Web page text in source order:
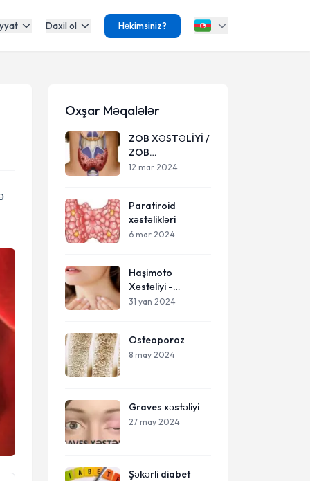
Daxil ol Həkimsiniz?
Oxşar Məqalələr
ZOB XƏSTƏLİYİ /
ZOB
XƏSTƏLİYİNİN
QALXANVARİ
VƏZİ
XƏSTƏLİKLƏRİ
12 mar 2024
Paratiroid
xəstəlikləri
6 mar 2024
Haşimoto
Xəstəliyi -
Autoimmun
31 yan 2024
Osteoporoz
8 may 2024
Graves xəstəliyi
27 may 2024
Şəkərli diabet